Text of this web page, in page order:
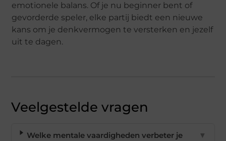
emotionele balans. Of je nu beginner bent of
gevorderde speler, elke partij biedt een nieuwe
kans om je denkvermogen te versterken en jezelf
uit te dagen.
Veelgestelde vragen
Welke mentale vaardigheden verbeter je
▼